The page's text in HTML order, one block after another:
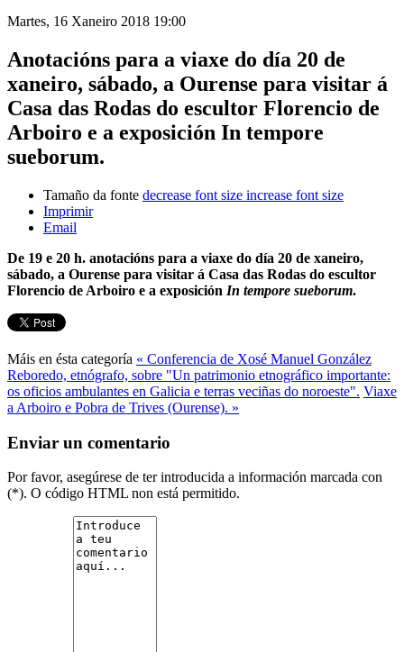
Martes, 16 Xaneiro 2018 19:00
Anotacións para a viaxe do día 20 de
xaneiro, sábado, a Ourense para visitar á
Casa das Rodas do escultor Florencio de
Arboiro e a exposición In tempore
sueborum.
Tamaño da fonte decrease font size increase font size
Imprimir
Email
De 19 e 20 h. anotacións para a viaxe do día 20 de xaneiro,
sábado, a Ourense para visitar á Casa das Rodas do escultor
Florencio de Arboiro e a exposición In tempore sueborum.
Máis en ésta categoría « Conferencia de Xosé Manuel González
Reboredo, etnógrafo, sobre "Un patrimonio etnográfico importante:
os oficios ambulantes en Galicia e terras veciñas do noroeste". Viaxe
a Arboiro e Pobra de Trives (Ourense). »
Enviar un comentario
Por favor, asegúrese de ter introducida a información marcada con
(*). O código HTML non está permitido.